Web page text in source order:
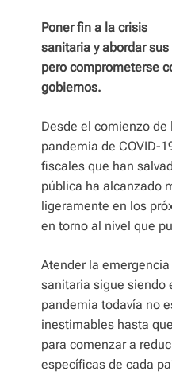
Poner fin a la crisis
sanitaria y abordar
pero comprometerse
gobiernos.
Desde el comienzo de
pandemia de COVID-
fiscales que han
pública ha alcanzado
ligeramente en los
en torno al nivel que
Atender la emergencia
sanitaria sigue siendo
pandemia todavía no
inestimables hasta
para comenzar a
específicas de cada